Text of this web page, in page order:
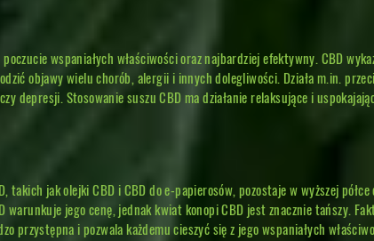
wspaniałych właściwości oraz najbardziej efektywny. CBD
objawy wielu chorób, alergii i innych dolegliwości. Działa m.in.
depresji. Stosowanie suszu CBD ma działanie relaksujące i
jak olejki CBD i CBD do e-papierosów, pozostaje w wyższej półce
jego cenę, jednak kwiat konopi CBD jest znacznie tańszy.
przystępna i pozwala każdemu cieszyć się z jego wspaniałych